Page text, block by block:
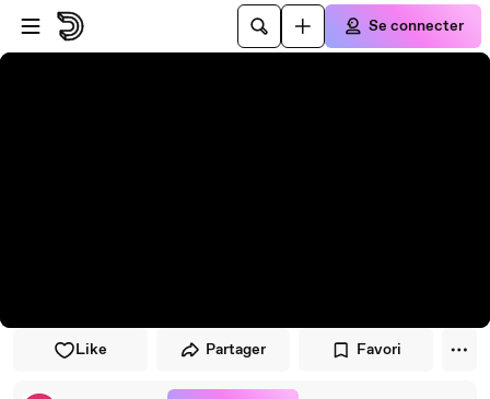
Passer au player
Passer au contenu principal
Se connecter
Like Partager Favori